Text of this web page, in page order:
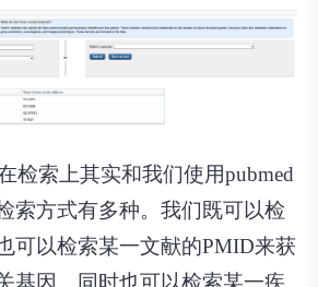
检索上其实和我们使用pubmed
索方式有多种。我们既可以检
可以检索某一文献的PMID来获